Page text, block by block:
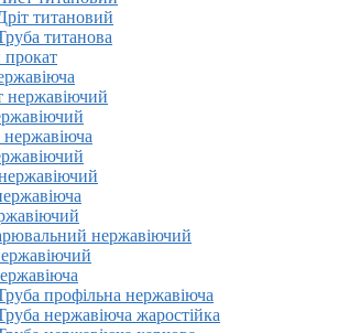
титановий
титанова
нержавіючий
нержавіюча
нержавіючий
профільна нержавіюча
нержавіюча жаростійка